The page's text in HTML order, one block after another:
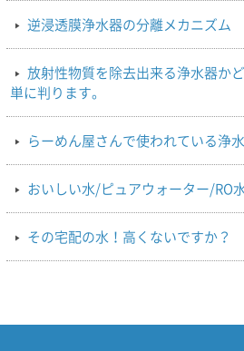
逆浸透膜浄水器の分離メカニズム
放射性物質を除去出来る浄水器か
単に判ります。
らーめん屋さんで使われている浄
おいしい水/ピュアウォーター/RO
その宅配の水！高くないですか？